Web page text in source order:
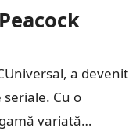
a devenit
Cu o
variată…